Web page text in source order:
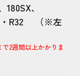
、
・R32 （※左
2週間以上かかりま